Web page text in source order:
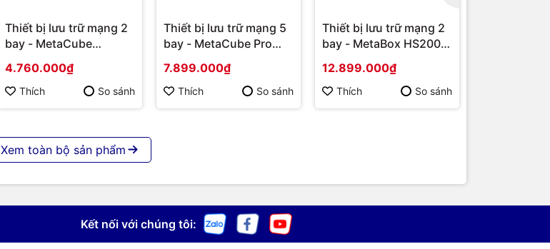
Thiết bị lưu trữ mạng 2
bay - MetaCube
Hàng chính hãng
4.760.000₫
Thích So sánh
Thiết bị lưu trữ mạng 5
bay - MetaCube Pro
Hàng chính hãng
7.899.000₫
Thích So sánh
Thiết bị lưu trữ mạng 2
bay - MetaBox HS200-
hãng
12.899.000₫
Thích So sánh
Xem toàn bộ sản phẩm
Kết nối với chúng tôi: